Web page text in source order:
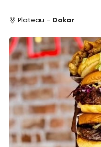
Plateau - Dakar